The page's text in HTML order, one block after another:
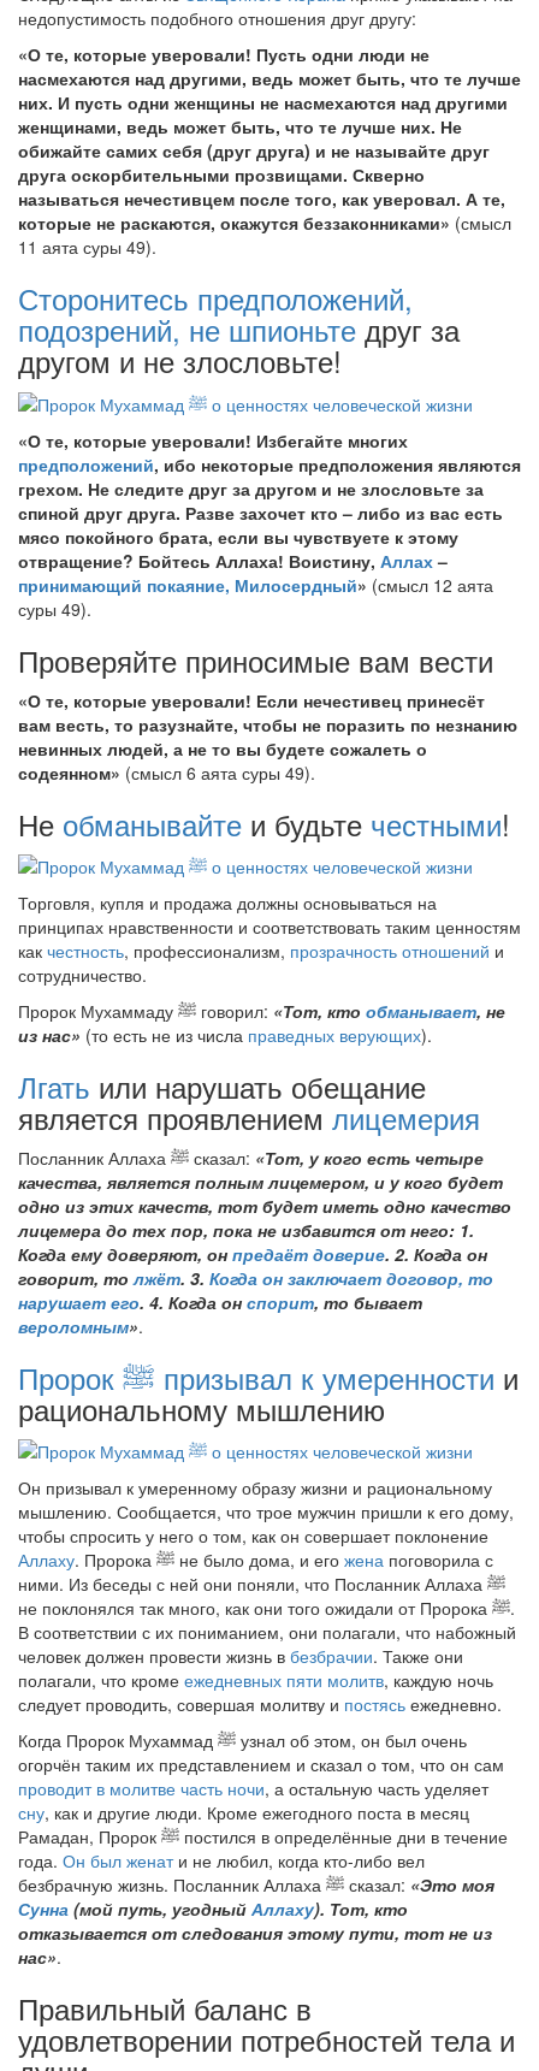
недопустимость подобного отношения друг другу:
«О те, которые уверовали! Пусть одни люди не
насмехаются над другими, ведь может быть, что те лучше
них. И пусть одни женщины не насмехаются над другими
женщинами, ведь может быть, что те лучше них. Не
обижайте самих себя (друг друга) и не называйте друг
друга оскорбительными прозвищами. Скверно
называться нечестивцем после того, как уверовал. А те,
которые не раскаются, окажутся беззаконниками» (смысл
11 аята суры 49).
Сторонитесь предположений,
подозрений, не шпионьте друг за
другом и не злословьте!
«О те, которые уверовали! Избегайте многих
предположений, ибо некоторые предположения являются
грехом. Не следите друг за другом и не злословьте за
спиной друг друга. Разве захочет кто – либо из вас есть
мясо покойного брата, если вы чувствуете к этому
отвращение? Бойтесь Аллаха! Воистину, Аллах–
принимающий покаяние, Милосердный» (смысл 12 аята
суры 49).
Проверяйте приносимые вам вести
«О те, которые уверовали! Если нечестивец принесёт
вам весть, то разузнайте, чтобы не поразить по незнанию
невинных людей, а не то вы будете сожалеть о
содеянном» (смысл 6 аята суры 49).
Не обманывайте и будьте честными!
Торговля, купля и продажа должны основываться на
принципах нравственности и соответствовать таким ценностям
как честность, профессионализм, прозрачность отношений и
сотрудничество.
Пророк Мухаммаду ﷺ говорил: «Тот, кто обманывает, не
из нас» (то есть не из числа праведных верующих).
Лгать или нарушать обещание
является проявлением лицемерия
Посланник Аллаха ﷺ сказал: «Тот, у кого есть четыре
качества, является полным лицемером, и у кого будет
одно из этих качеств, тот будет иметь одно качество
лицемера до тех пор, пока не избавится от него: 1.
Когда ему доверяют, он предаёт доверие. 2. Когда он
говорит, толжёт. 3. Когда он заключает договор, то
нарушает его. 4. Когда он спорит, то бывает
вероломным».
Пророк ﷺ призывал к умеренности и
рациональному мышлению
Он призывал к умеренному образу жизни и рациональному
мышлению. Сообщается, что трое мужчин пришли к его дому,
чтобы спросить у него о том, как он совершает поклонение
Аллаху. Пророка ﷺ не было дома, и его жена поговорила с
ними. Из беседы с ней они поняли, что Посланник Аллаха ﷺ
не поклонялся так много, как они того ожидали от Пророка ﷺ.
В соответствии с их пониманием, они полагали, что набожный
человек должен провести жизнь в безбрачии. Также они
полагали, что кроме ежедневных пяти молитв, каждую ночь
следует проводить, совершая молитву и постясь ежедневно.
Когда Пророк Мухаммад ﷺ узнал об этом, он был очень
огорчён таким их представлением и сказал о том, что он сам
проводит в молитве часть ночи, а остальную часть уделяет
сну, как и другие люди. Кроме ежегодного поста в месяц
Рамадан, Пророк ﷺ постился в определённые дни в течение
года. Он был женати не любил, когда кто-либо вел
безбрачную жизнь. Посланник Аллаха ﷺ сказал: «Это моя
Сунна (мой путь, угодный Аллаху). Тот, кто
отказывается от следования этому пути, тот не из
нас».
Правильный баланс в
удовлетворении потребностей тела и